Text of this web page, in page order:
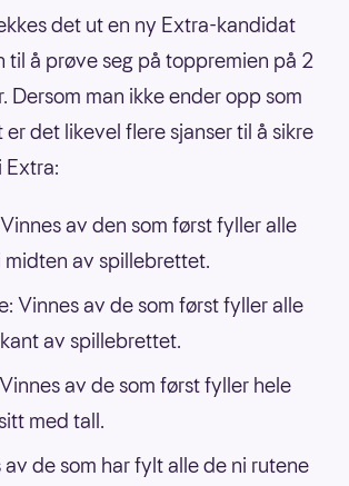
det ut en ny Extra-kandidat
til å prøve seg på toppremien på 2
Dersom man ikke ender opp som
det likevel flere sjanser til å sikre
Extra:
av den som først fyller alle
midten av spillebrettet.
Vinnes av de som først fyller alle
av spillebrettet.
av de som først fyller hele
med tall.
av de som har fylt alle de ni rutene